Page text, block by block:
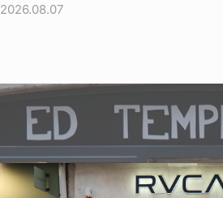
2026.08.07